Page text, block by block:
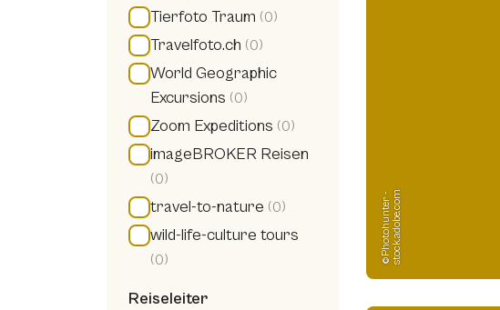
Tierfoto Traum (0)
Travelfoto.ch (0)
World Geographic
Excursions (0)
Zoom Expeditions (0)
imageBROKER Reisen
(0)
travel-to-nature (0)
wild-life-culture tours
(0)
Reiseleiter
©
P
h
o
t
o
h
u
n
t
e
r
-
s
t
o
c
k.
a
d
o
b
e.
c
om